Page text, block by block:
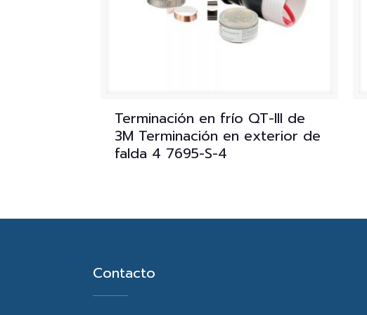
Terminación en frío QT-III de
3M Terminación en exterior de
falda 4 7695-S-4
Contacto